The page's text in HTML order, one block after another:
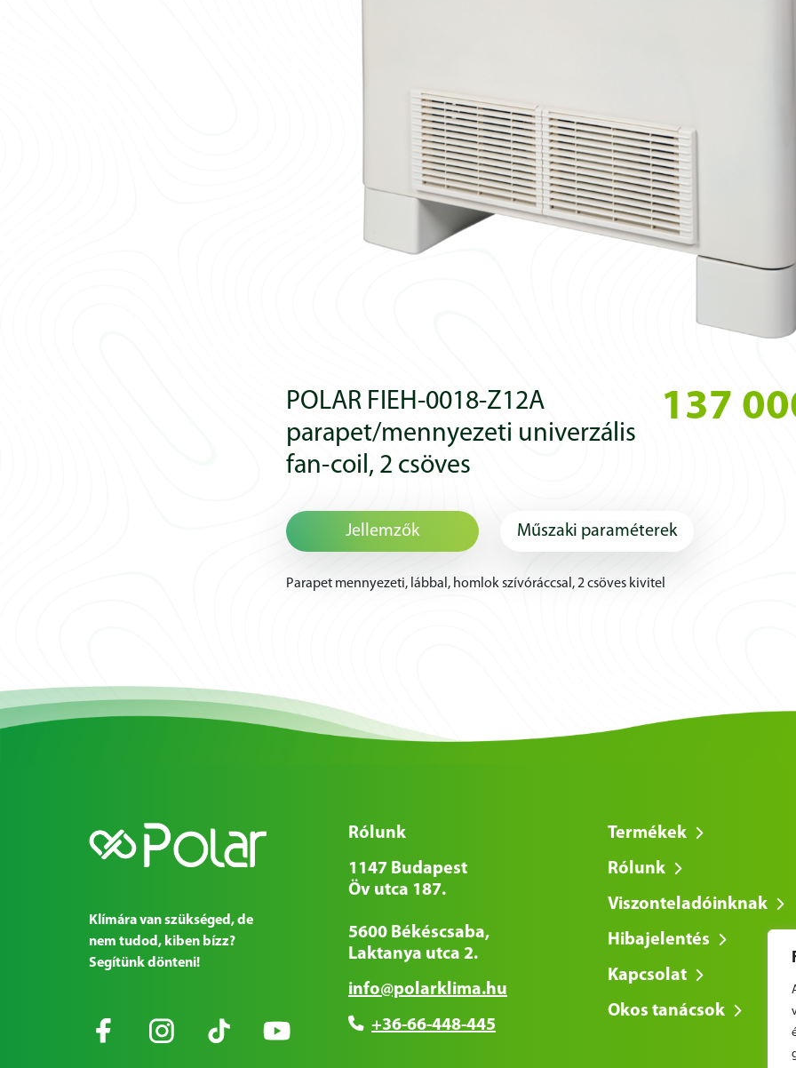
POLAR FIEH-0018-Z12A
parapet/mennyezeti univerzális
fan-coil, 2 csöves
137
Jellemzők Műszaki paraméterek
Parapet mennyezeti, lábbal, homlok szívóráccsal, 2 csöves kivitel
Klímára van szükséged, de
nem tudod, kiben bízz?
Segítünk dönteni!
Rólunk
1147 Budapest
Öv utca 187.
5600 Békéscsaba,
Laktanya utca 2.
info@polarklima.hu
+36-66-448-445
Termékek
Rólunk
Viszonteladóinknak
Hibajelentés
Kapcsolat
Okos tanácsok